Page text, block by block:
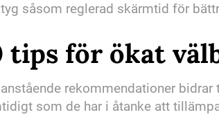
såsom reglerad skärmtid för
tips för ökat
rekommendationer
som de har i åtanke att